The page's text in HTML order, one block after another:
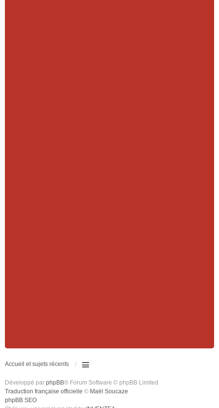
Accueil et sujets récents
Développé par phpBB® Forum Software © phpBB Limited
Traduction française officielle © Maël Soucaze
phpBB SEO